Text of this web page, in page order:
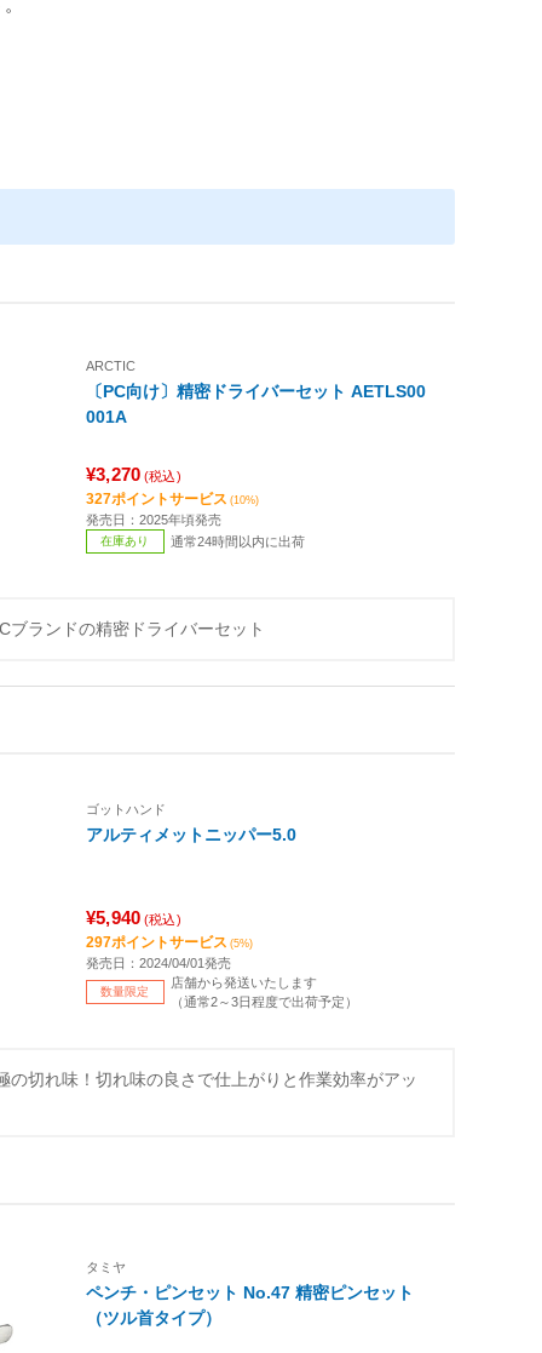
ARCTIC
〔PC向け〕精密ドライバーセット AETLS00
001A
¥3,270 (税込)
327ポイントサービス (10%)
発売日：2025年頃発売
在庫あり 通常24時間以内に出荷
ブランドの精密ドライバーセット
ゴットハンド
アルティメットニッパー5.0
¥5,940 (税込)
297ポイントサービス (5%)
発売日：2024/04/01発売
数量限定
店舗から発送いたします
（通常2～3日程度で出荷予定）
の切れ味！切れ味の良さで仕上がりと作業効率がアッ
タミヤ
ペンチ・ピンセット No.47 精密ピンセット
（ツル首タイプ）